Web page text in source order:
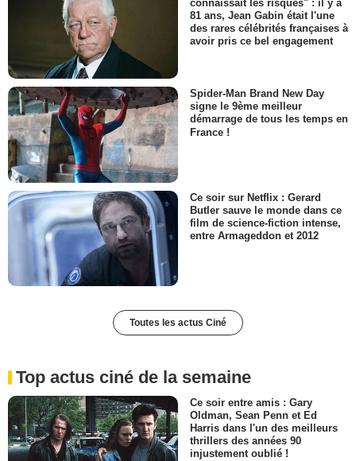
connaissait les risques" : il y a
81 ans, Jean Gabin était l'une
des rares célébrités françaises à
avoir pris ce bel engagement
Spider-Man Brand New Day
signe le 9ème meilleur
démarrage de tous les temps en
France !
Ce soir sur Netflix : Gerard
Butler sauve le monde dans ce
film de science-fiction intense,
entre Armageddon et 2012
Toutes les actus Ciné
Top actus ciné de la semaine
Ce soir entre amis : Gary
Oldman, Sean Penn et Ed
Harris dans l'un des meilleurs
thrillers des années 90
injustement oublié !